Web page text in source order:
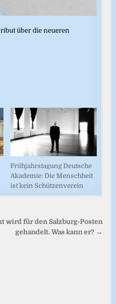
über die neueren
Frühjahrstagung Deutsche
Akademie: Die Menschheit
ist kein Schützenverein
wird für den Salzburg-Posten
gehandelt. Was kann er? →